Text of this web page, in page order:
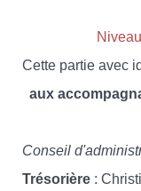
Cette partie avec
aux
Conseil
Trésorière :